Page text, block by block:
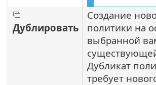
Дублировать
Создание
политики на
выбранной
Дубликат
требует